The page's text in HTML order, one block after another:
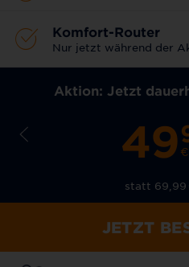
Komfort-Router
Nur jetzt während der
Aktion: Jetzt
49
statt 69,99
JETZT